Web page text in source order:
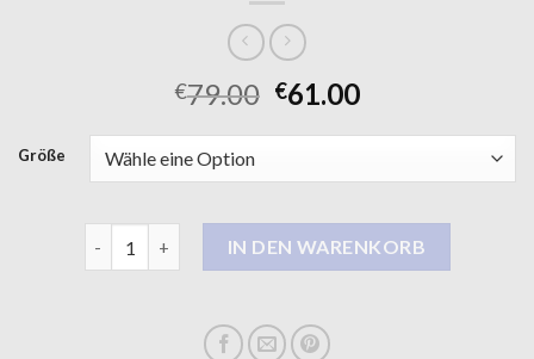
€79.00 €61.00
Größe
IN DEN WARENKORB